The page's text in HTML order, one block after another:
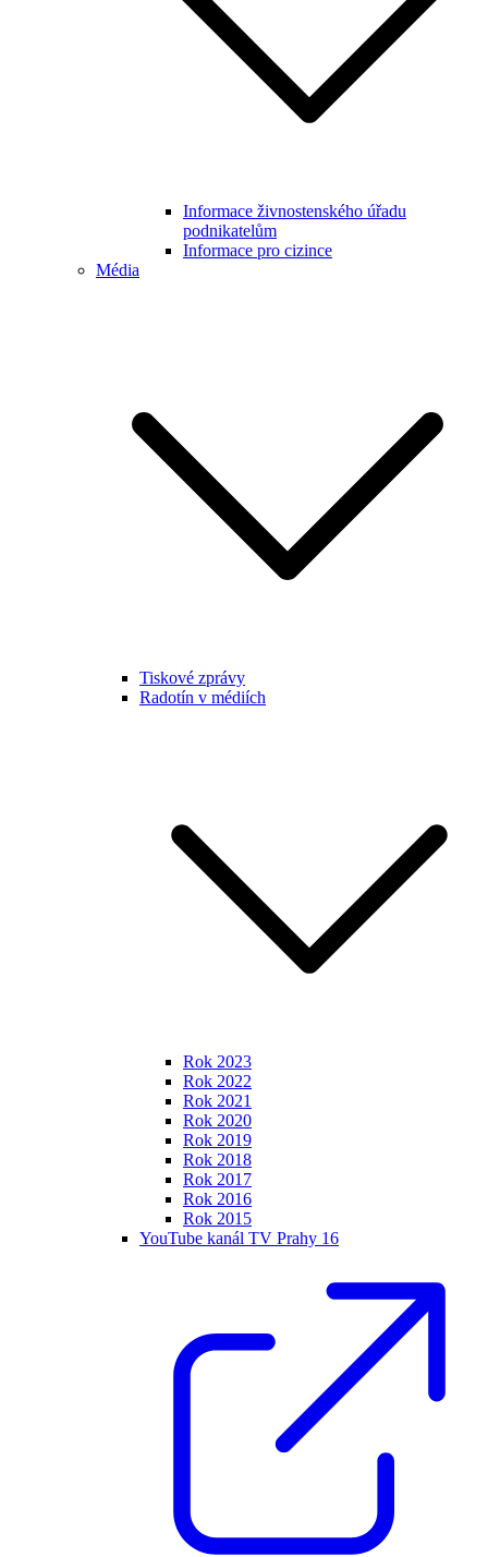
Informace živnostenského úřadu
podnikatelům
Informace pro cizince
Média
Tiskové zprávy
Radotín v médiích
Rok 2023
Rok 2022
Rok 2021
Rok 2020
Rok 2019
Rok 2018
Rok 2017
Rok 2016
Rok 2015
YouTube kanál TV Prahy 16